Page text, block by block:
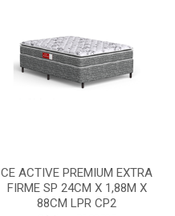
CE ACTIVE PREMIUM EXTRA
FIRME SP 24CM X 1,88M X
88CM LPR CP2